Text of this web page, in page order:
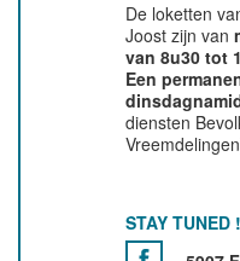
De loketten
Joost zijn van
van 8u30 tot
Een
diensten
STAY TUNED !